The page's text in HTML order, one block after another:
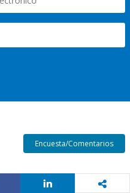
Encuesta/Comentarios